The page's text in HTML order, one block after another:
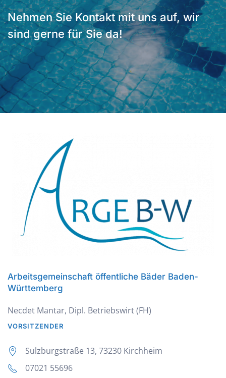
Nehmen Sie Kontakt mit uns auf, wir
sind gerne für Sie da!
Arbeitsgemeinschaft öffentliche Bäder Baden-
Württemberg
Necdet Mantar, Dipl. Betriebswirt (FH)
VORSITZENDER
Sulzburgstraße 13, 73230 Kirchheim
07021 55696